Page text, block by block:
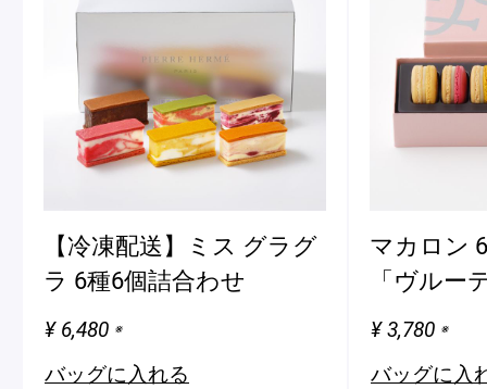
ショッピングバッグ
【冷凍配送】ミス グラグ
ラ 6種6個詰合わせ
¥ 6,480 ※
バッグに入れる
マカロン
「ヴルー
¥ 3,780 ※
バッグに入